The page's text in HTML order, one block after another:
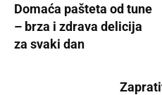
Domaća pašteta od tune
– brza i zdrava delicija
za svaki dan